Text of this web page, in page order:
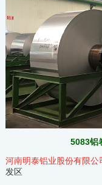
5083铝
河南明泰铝业股份有限公
发区